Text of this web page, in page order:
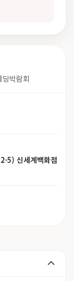
박람회
5) 신세계백화점